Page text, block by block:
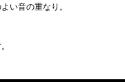
い音の重なり。